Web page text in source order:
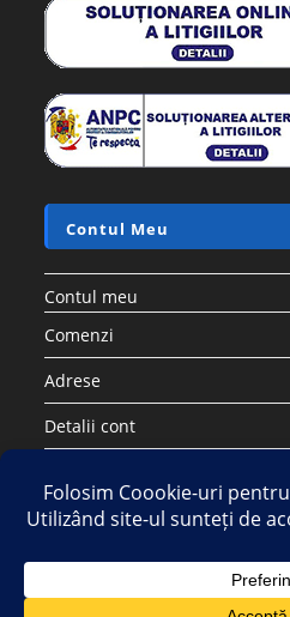
Contul Meu
Contul meu
Comenzi
Adrese
Detalii cont
Copyright 2026 -